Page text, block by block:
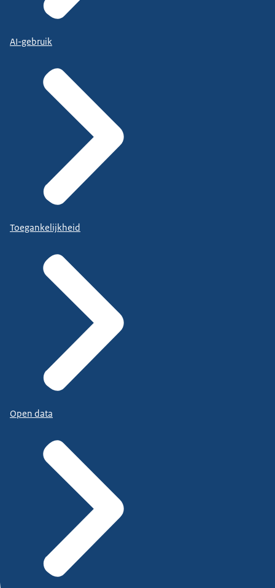
AI-gebruik
Toegankelijkheid
Open data